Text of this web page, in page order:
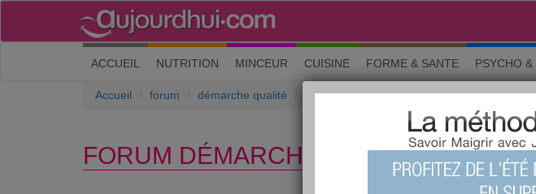
ACCUEIL (current)
NUTRITION MINCEUR CUISINE FORME & SANTE PSYCHO
Accueil forum démarche qualité Suggestions et améliorations The
FORUM DÉMARCHE QUALITÉ ›